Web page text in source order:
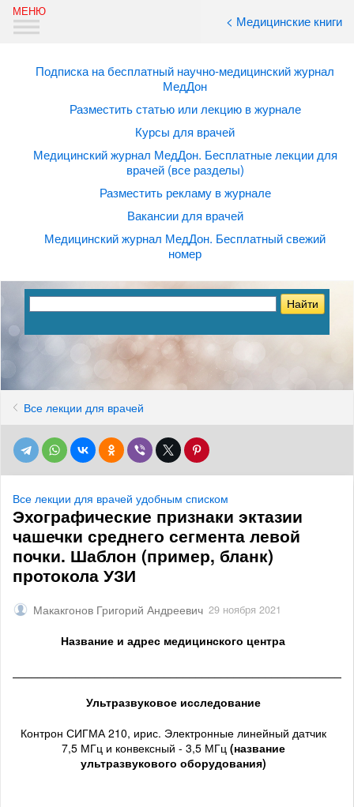
< Медицинские книги
Подписка на бесплатный научно-медицинский журнал
МедДон
Разместить статью или лекцию в журнале
Курсы для врачей
Медицинский журнал МедДон. Бесплатные лекции для
врачей (все разделы)
Разместить рекламу в журнале
Вакансии для врачей
Медицинский журнал МедДон. Бесплатный свежий
номер
Все лекции для врачей
Все лекции для врачей удобным списком
Эхографические признаки эктазии
чашечки среднего сегмента левой
почки. Шаблон (пример, бланк)
протокола УЗИ
Макакгонов Григорий Андреевич 29 ноября 2021
Название и адрес медицинского центра
Ультразвуковое исследование
Контрон СИГМА 210, ирис. Электронные линейный датчик
7,5 МГц и конвексный - 3,5 МГц(название
ультразвукового оборудования)